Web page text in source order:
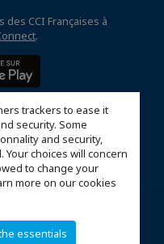
trackers to ease it
security. Some
and security,
choices will concern
to change your
more on our cookies
essentials
CCI Françaises à
.